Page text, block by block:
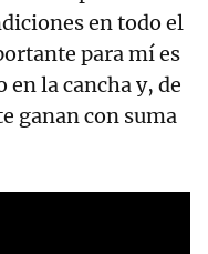
en todo el
para mí es
la cancha y, de
ganan con suma